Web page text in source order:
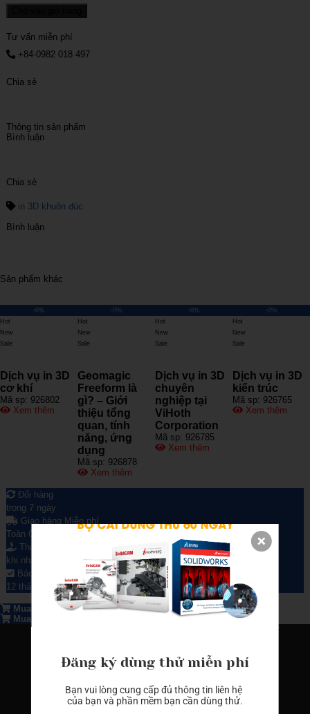
Tư vấn miễn phí
+84-0982 018 497
Chia sẻ
Thông tin sản phẩm
Bình luận
Chia sẻ
in 3D khuôn đúc
Bình luận
Sản phẩm khác
-0%
Hot
New
Sale
Dịch vụ in 3D
cơ khí
Mã sp: 926802
Xem thêm
-0%
Hot
New
Sale
Geomagic
Freeform là
gì? – Giới
thiệu tổng
quan, tính
năng, ứng
dụng
Mã sp: 926878
Xem thêm
-0%
Hot
New
Sale
Dịch vụ in 3D
chuyên
nghiệp tại
ViHoth
Corporation
Mã sp: 926785
Xem thêm
-0%
Hot
New
Sale
Dịch vụ in 3D
kiến trúc
Mã sp: 926765
Xem thêm
Đổi hàng
trong 7 ngày
Giao hàng Miễn phí
Toàn Quốc
Thanh toán
khi nhận hàng
Bảo hành VIP
12 tháng
Mua ngay
Mua ngay
Đăng ký dùng thử miễn phí
Bạn vui lòng cung cấp đủ thông tin liên hệ
của bạn và phần mềm bạn cần dùng thử.